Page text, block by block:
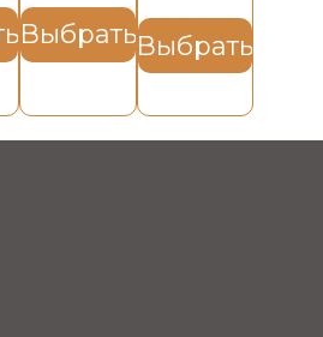
ВыбратьВыбрать